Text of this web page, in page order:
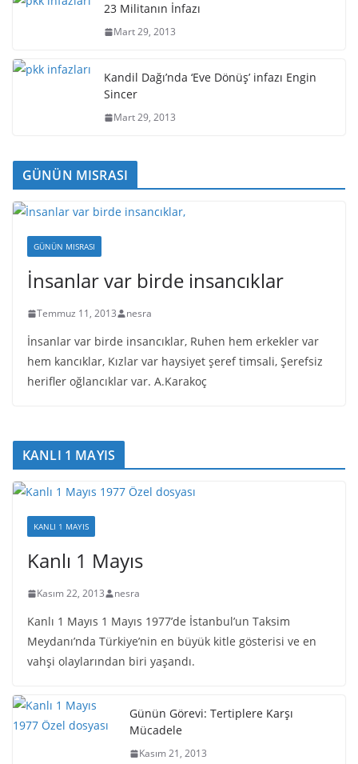
23 Militanın İnfazı
Mart 29, 2013
Kandil Dağı’nda ‘Eve Dönüş’ infazı Engin
Sincer
Mart 29, 2013
GÜNÜN MISRASI
GÜNÜN MISRASI
İnsanlar var birde insancıklar
Temmuz 11, 2013 nesra
İnsanlar var birde insancıklar, Ruhen hem erkekler var
hem kancıklar, Kızlar var haysiyet şeref timsali, Şerefsiz
herifler oğlancıklar var. A.Karakoç
KANLI 1 MAYIS
KANLI 1 MAYIS
Kanlı 1 Mayıs
Kasım 22, 2013 nesra
Kanlı 1 Mayıs 1 Mayıs 1977’de İstanbul’un Taksim
Meydanı’nda Türkiye’nin en büyük kitle gösterisi ve en
vahşi olaylarından biri yaşandı.
Günün Görevi: Tertiplere Karşı
Mücadele
Kasım 21, 2013